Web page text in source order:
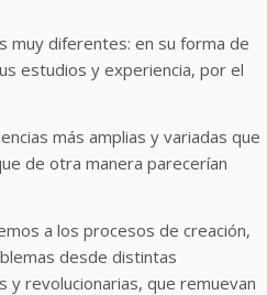
diferentes: en su forma de
estudios y experiencia, por el
más amplias y variadas que
de otra manera parecerían
a los procesos de creación,
desde distintas
revolucionarias, que remuevan